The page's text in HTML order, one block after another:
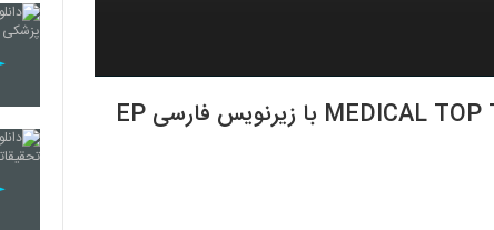
دانلود سریال کره ای تیم برتر پزشکی MEDICAL TOP TEAM با زیرنویس فارسی EP